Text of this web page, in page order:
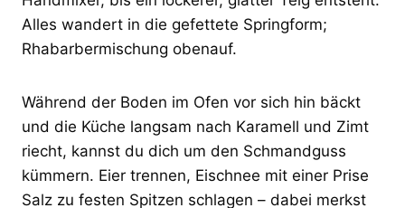
Alles wandert in die gefettete Springform;
Rhabarbermischung obenauf.
Während der Boden im Ofen vor sich hin bäckt
und die Küche langsam nach Karamell und Zimt
riecht, kannst du dich um den Schmandguss
kümmern. Eier trennen, Eischnee mit einer Prise
Salz zu festen Spitzen schlagen – dabei merkst